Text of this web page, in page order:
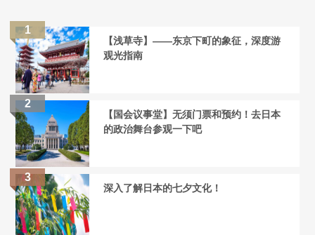
【浅草寺】——东京下町的象征，深度游
观光指南
【国会议事堂】无须门票和预约！去日本
的政治舞台参观一下吧
深入了解日本的七夕文化！